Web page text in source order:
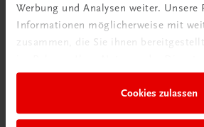
Werbung und Analysen weiter. Unsere
Informationen möglicherweise mit
zusammen, die Sie ihnen
Cookies zulassen
Das große Buch vom Fleisch
Produkte – Handwerk – Rezepte
€ 91,90